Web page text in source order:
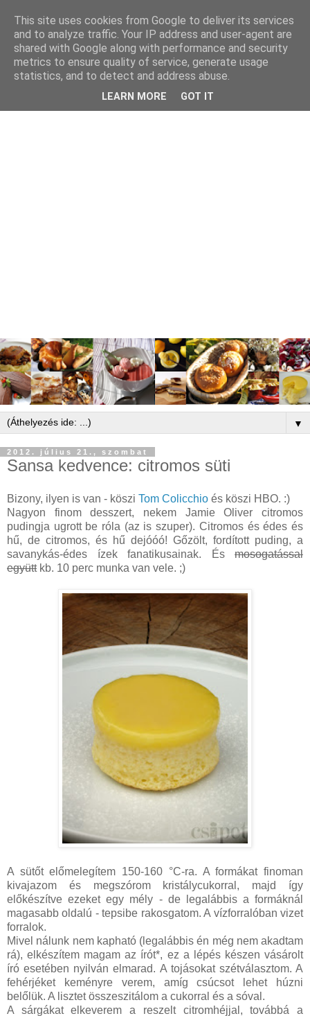
▼
2012. július 21., szombat
Sansa kedvence: citromos süti
Bizony, ilyen is van - köszi Tom Colicchio és köszi HBO. :)
Nagyon finom desszert, nekem Jamie Oliver citromos
pudingja ugrott be róla (az is szuper). Citromos és édes és
hű, de citromos, és hű dejóóó! Gőzölt, fordított puding, a
savanykás-édes ízek fanatikusainak. És mosogatással
együttkb. 10 perc munka van vele. ;)
A sütőt előmelegítem 150-160 °C-ra. A formákat finoman
kivajazom és megszórom kristálycukorral, majd így
előkészítve ezeket egy mély - de legalábbis a formáknál
magasabb oldalú - tepsibe rakosgatom. A vízforralóban vizet
forralok.
Mivel nálunk nem kapható (legalábbis én még nem akadtam
rá), elkészítem magam az írót*, ez a lépés készen vásárolt
író esetében nyilván elmarad. A tojásokat szétválasztom. A
fehérjéket keményre verem, amíg csúcsot lehet húzni
belőlük. A lisztet összeszitálom a cukorral és a sóval.
A sárgákat elkeverem a reszelt citromhéjjal, továbbá a
This site uses cookies from Google to deliver its services
and to analyze traffic. Your IP address and user-agent are
shared with Google along with performance and security
metrics to ensure quality of service, generate usage
statistics, and to detect and address abuse.
LEARN MORE GOT IT